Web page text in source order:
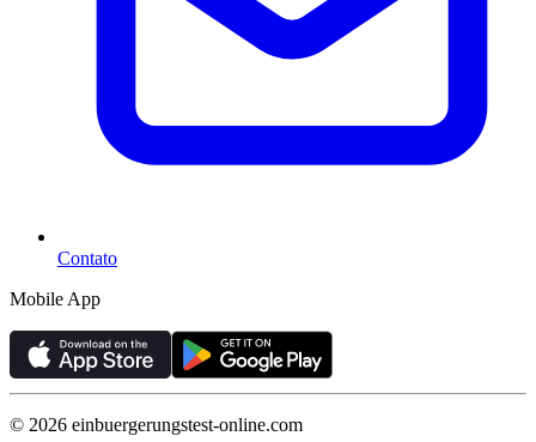
Contato
Mobile App
© 2026 einbuergerungstest-online.com